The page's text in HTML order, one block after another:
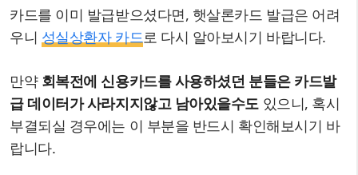
카드를 이미 발급받으셨다면, 햇살론카드 발급은 어려
우니 성실상환자 카드로 다시 알아보시기 바랍니다.
만약 회복전에 신용카드를 사용하셨던 분들은 카드발
급 데이터가 사라지지않고 남아있을수도 있으니, 혹시
부결되실 경우에는 이 부분을 반드시 확인해보시기 바
랍니다.